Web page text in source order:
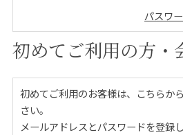
お問い合わせ
0120-12-
【営業時間】8:30～
休業日：日曜・祝日／土曜
パスワ
初めてご利用の方・
初めてご利用のお客様は、こちらか
さい。
メールアドレスとパスワードを登録